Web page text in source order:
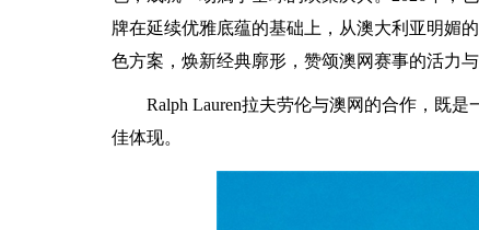
牌在延续优雅底蕴的基础上，从澳大利亚明媚
色方案，焕新经典廓形，赞颂澳网赛事的活力与
Ralph Lauren拉夫劳伦与澳网的合作，既
佳体现。